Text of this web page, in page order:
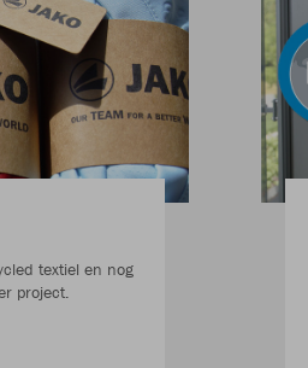
textiel en nog
project.